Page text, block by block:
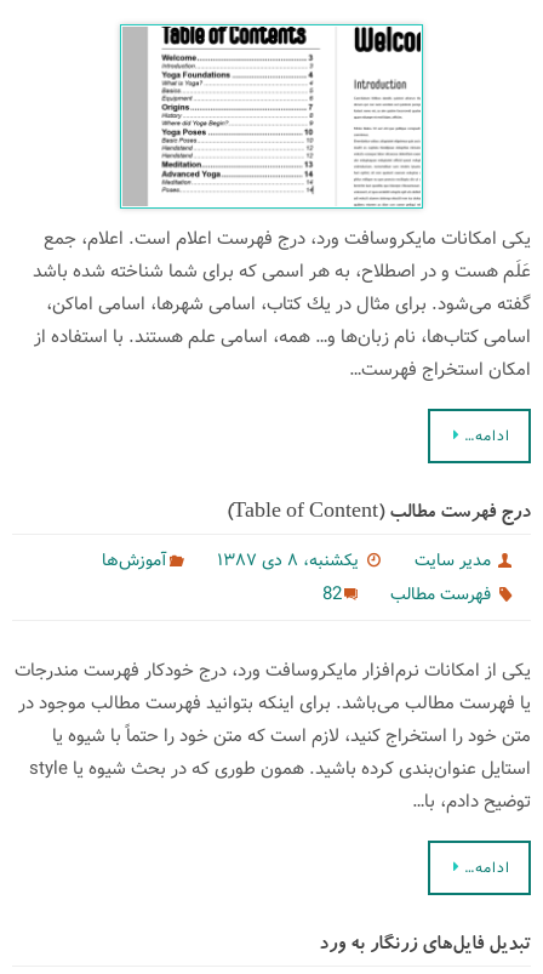
یكی امكانات مایكروسافت ورد، درج فهرست اعلام است. اعلام، جمع
عَلَم هست و در اصطلاح، به هر اسمی كه برای شما شناخته شده باشد
گفته می‌‌شود. برای مثال در یك كتاب، اسامی شهرها، اسامی اماكن،
اسامی كتاب‌ها، نام زبان‌ها و… همه، اسامی علم هستند. با استفاده از
امكان استخراج فهرست…
ادامه…
درج فهرست مطالب (Table of Content)‌
مدیر سایت یکشنبه، ۸ دی ۱۳۸۷
آموزش‌ها
فهرست مطالب
82
یكی از امكانات نرم‌افزار مایكروسافت ورد، درج خودكار فهرست مندرجات
یا فهرست مطالب می‌باشد. برای اینكه بتوانید فهرست مطالب موجود در
متن خود را استخراج كنید، لازم است كه متن خود را حتماً با شیوه یا
استایل عنوان‌بندی كرده باشید. همون طوری كه در بحث شیوه یا style
توضیح دادم، با…
ادامه…
تبدیل فایل‌های زرنگار به ورد